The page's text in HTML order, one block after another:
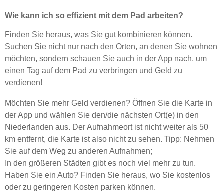
Wie kann ich so effizient mit dem Pad arbeiten?
Finden Sie heraus, was Sie gut kombinieren können.
Suchen Sie nicht nur nach den Orten, an denen Sie wohnen
möchten, sondern schauen Sie auch in der App nach, um
einen Tag auf dem Pad zu verbringen und Geld zu
verdienen!
Möchten Sie mehr Geld verdienen? Öffnen Sie die Karte in
der App und wählen Sie den/die nächsten Ort(e) in den
Niederlanden aus. Der Aufnahmeort ist nicht weiter als 50
km entfernt, die Karte ist also nicht zu sehen. Tipp: Nehmen
Sie auf dem Weg zu anderen Aufnahmen;
In den größeren Städten gibt es noch viel mehr zu tun.
Haben Sie ein Auto? Finden Sie heraus, wo Sie kostenlos
oder zu geringeren Kosten parken können.